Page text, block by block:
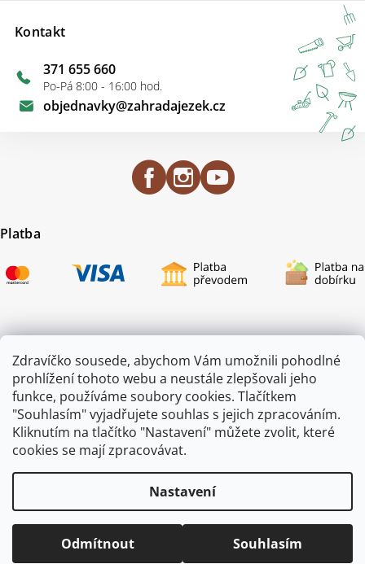
Zdravíčko sousede, abychom Vám umožnili pohodlné
prohlížení tohoto webu a neustále zlepšovali jeho
funkce, používáme soubory cookies. Tlačítkem
"Souhlasím" vyjadřujete souhlas s jejich zpracováním.
Kliknutím na tlačítko "Nastavení" můžete zvolit, které
cookies se mají zpracovávat.
Nastavení
Odmítnout Souhlasím
Kontakt
objednavky@zahradajezek.cz
371 655 660
Po-Pá 8:00 - 16:00 hod.
Platba
Certifikace
Copyright 2026ZAHRADA JEŽEK. Všechna práva vyhrazena.